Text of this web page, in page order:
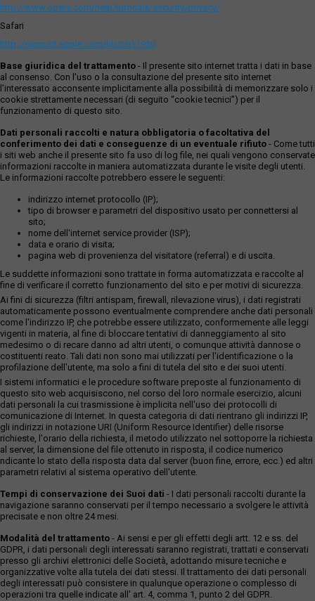
http://www.opera.com/help/tutorials/security/privacy/
Safari
http://support.apple.com/kb/ph11920
Base giuridica del trattamento - Il presente sito internet tratta i dati in base
al consenso. Con l'uso o la consultazione del presente sito internet
l’interessato acconsente implicitamente alla possibilità di memorizzare solo i
cookie strettamente necessari (di seguito “cookie tecnici”) per il
funzionamento di questo sito.
Dati personali raccolti e natura obbligatoria o facoltativa del
conferimento dei dati e conseguenze di un eventuale rifiuto - Come tutti
i siti web anche il presente sito fa uso di log file, nei quali vengono conservate
informazioni raccolte in maniera automatizzata durante le visite degli utenti.
Le informazioni raccolte potrebbero essere le seguenti:
indirizzo internet protocollo (IP);
tipo di browser e parametri del dispositivo usato per connettersi al
sito;
nome dell'internet service provider (ISP);
data e orario di visita;
pagina web di provenienza del visitatore (referral) e di uscita.
Le suddette informazioni sono trattate in forma automatizzata e raccolte al
fine di verificare il corretto funzionamento del sito e per motivi di sicurezza.
Ai fini di sicurezza (filtri antispam, firewall, rilevazione virus), i dati registrati
automaticamente possono eventualmente comprendere anche dati personali
come l'indirizzo IP, che potrebbe essere utilizzato, conformemente alle leggi
vigenti in materia, al fine di bloccare tentativi di danneggiamento al sito
medesimo o di recare danno ad altri utenti, o comunque attività dannose o
costituenti reato. Tali dati non sono mai utilizzati per l'identificazione o la
profilazione dell'utente, ma solo a fini di tutela del sito e dei suoi utenti.
I sistemi informatici e le procedure software preposte al funzionamento di
questo sito web acquisiscono, nel corso del loro normale esercizio, alcuni
dati personali la cui trasmissione è implicita nell'uso dei protocolli di
comunicazione di Internet. In questa categoria di dati rientrano gli indirizzi IP,
gli indirizzi in notazione URI (Uniform Resource Identifier) delle risorse
richieste, l'orario della richiesta, il metodo utilizzato nel sottoporre la richiesta
al server, la dimensione del file ottenuto in risposta, il codice numerico
ndicante lo stato della risposta data dal server (buon fine, errore, ecc.) ed altri
parametri relativi al sistema operativo dell'utente.
Tempi di conservazione dei Suoi dati - I dati personali raccolti durante la
navigazione saranno conservati per il tempo necessario a svolgere le attività
precisate e non oltre 24 mesi.
Modalità del trattamento - Ai sensi e per gli effetti degli artt. 12 e ss. del
GDPR, i dati personali degli interessati saranno registrati, trattati e conservati
presso gli archivi elettronici delle Società, adottando misure tecniche e
organizzative volte alla tutela dei dati stessi. Il trattamento dei dati personali
degli interessati può consistere in qualunque operazione o complesso di
operazioni tra quelle indicate all' art. 4, comma 1, punto 2 del GDPR.